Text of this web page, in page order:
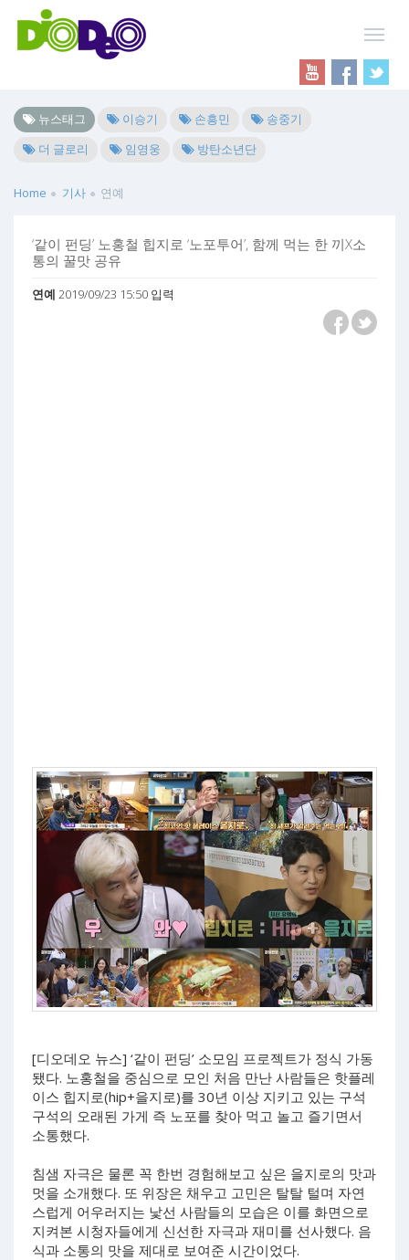
뉴스태그 이승기 손흥민
송중기
더 글로리
임영웅 방탄소년단
Home 기사 연예
‘같이 펀딩’ 노홍철 힙지로 ‘노포투어’, 함께 먹는 한 끼X소
통의 꿀맛 공유
연예 2019/09/23 15:50 입력
[디오데오 뉴스] ‘같이 펀딩’ 소모임 프로젝트가 정식 가동
됐다. 노홍철을 중심으로 모인 처음 만난 사람들은 핫플레
이스 힙지로(hip+을지로)를 30년 이상 지키고 있는 구석
구석의 오래된 가게 즉 노포를 찾아 먹고 놀고 즐기면서
소통했다.
침샘 자극은 물론 꼭 한번 경험해보고 싶은 을지로의 맛과
멋을 소개했다. 또 위장은 채우고 고민은 탈탈 털며 자연
스럽게 어우러지는 낯선 사람들의 모습은 이를 화면으로
지켜본 시청자들에게 신선한 자극과 재미를 선사했다. 음
식과 소통의 맛을 제대로 보여준 시간이었다.